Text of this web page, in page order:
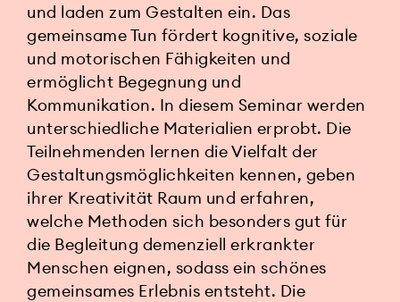
und laden zum Gestalten ein. Das
gemeinsame Tun fördert kognitive, soziale
und motorischen Fähigkeiten und
ermöglicht Begegnung und
Kommunikation. In diesem Seminar werden
unterschiedliche Materialien erprobt. Die
Teilnehmenden lernen die Vielfalt der
Gestaltungsmöglichkeiten kennen, geben
ihrer Kreativität Raum und erfahren,
welche Methoden sich besonders gut für
die Begleitung demenziell erkrankter
Menschen eignen, sodass ein schönes
gemeinsames Erlebnis entsteht. Die